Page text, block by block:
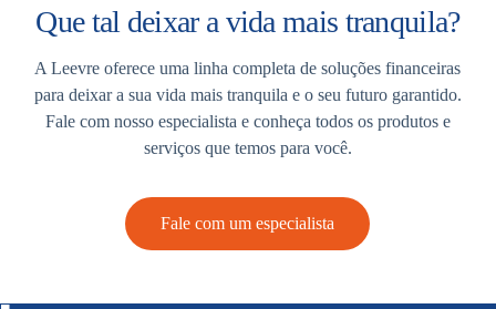
Que tal deixar a vida mais tranquila?
A Leevre oferece uma linha completa de soluções financeiras
para deixar a sua vida mais tranquila e o seu futuro garantido.
Fale com nosso especialista e conheça todos os produtos e
serviços que temos para você.
Fale com um especialista